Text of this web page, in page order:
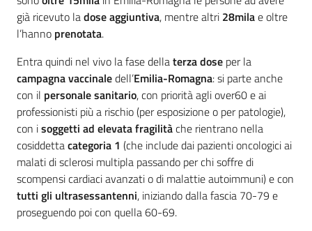
già ricevuto ladose aggiuntiva, mentre altri 28milae oltre
l’hanno prenotata.
Entra quindi nel vivo la fase dellaterza dose per la
campagna vaccinaledell’Emilia-Romagna: si parte anche
con il personale sanitario, con priorità agli over60 e ai
professionisti più a rischio (per esposizione o per patologie),
con isoggetti ad elevata fragilitàche rientrano nella
cosiddettacategoria 1 (che include dai pazienti oncologici ai
malati di sclerosi multipla passando per chi soffre di
scompensi cardiaci avanzati o di malattie autoimmuni) e con
tutti gli ultrasessantenni, iniziando dalla fascia 70-79 e
proseguendo poi con quella 60-69.